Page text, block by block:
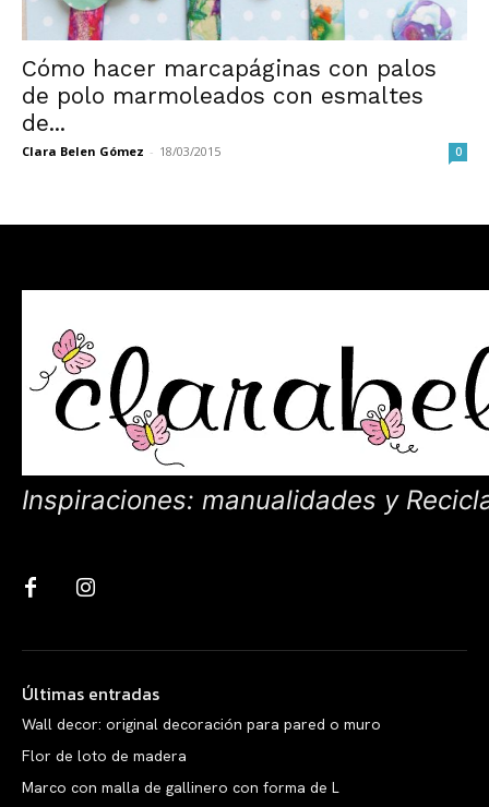
Cómo hacer marcapáginas con palos
de polo marmoleados con esmaltes
de...
Clara Belen Gómez - 18/03/2015 0
Inspiraciones: manualidades y
Últimas entradas
Wall decor: original decoración para pared o muro
Flor de loto de madera
Marco con malla de gallinero con forma de L